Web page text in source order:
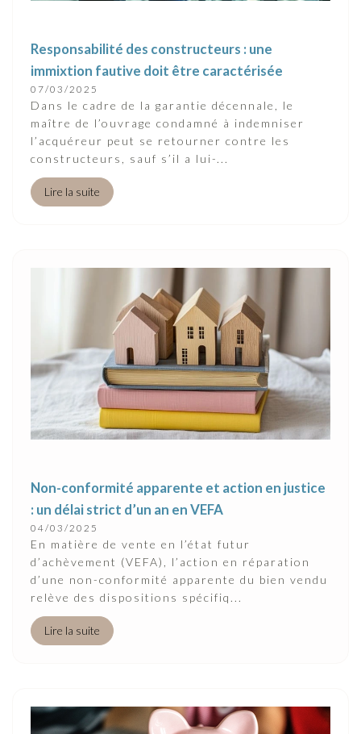
Responsabilité des constructeurs : une
immixtion fautive doit être caractérisée
07/03/2025
Dans le cadre de la garantie décennale, le
maître de l’ouvrage condamné à indemniser
l’acquéreur peut se retourner contre les
constructeurs, sauf s’il a lui-...
Lire la suite
Non-conformité apparente et action en justice
: un délai strict d’un an en VEFA
04/03/2025
En matière de vente en l’état futur
d’achèvement (VEFA), l’action en réparation
d’une non-conformité apparente du bien vendu
relève des dispositions spécifiq...
Lire la suite